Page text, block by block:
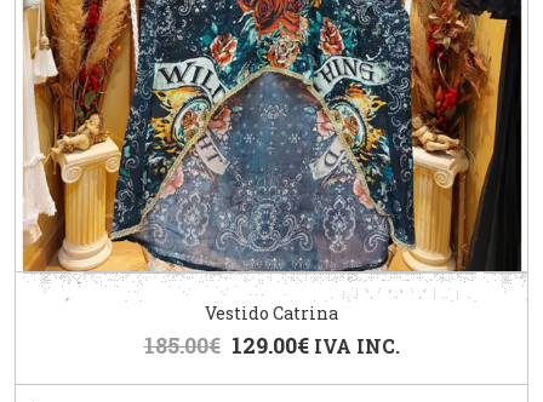
Vestido Catrina
185.00€ 129.00€ IVA INC.